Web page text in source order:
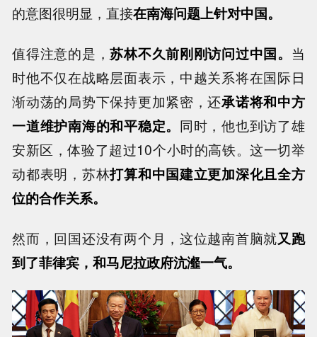
的意图很明显，直接在南海问题上针对中国。
值得注意的是，苏林不久前刚刚访问过中国。 当
时他不仅在战略层面表示，中越关系将在国际日
渐动荡的局势下保持更加紧密，还承诺将和中方
一道维护南海的和平稳定。 同时，他也到访了雄
安新区，体验了超过10个小时的高铁。这一切举
动都表明，苏林打算和中国建立更加深化且全方
位的合作关系。
然而，回国还没有两个月，这位越南首脑就又跑
到了菲律宾，和马尼拉政府沆瀣一气。